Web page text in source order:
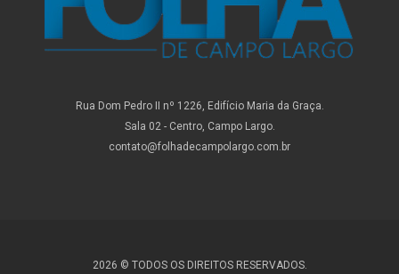
Rua Dom Pedro II nº 1226, Edifício Maria da Graça.
Sala 02 - Centro, Campo Largo.
contato@folhadecampolargo.com.br
2026 © TODOS OS DIREITOS RESERVADOS.